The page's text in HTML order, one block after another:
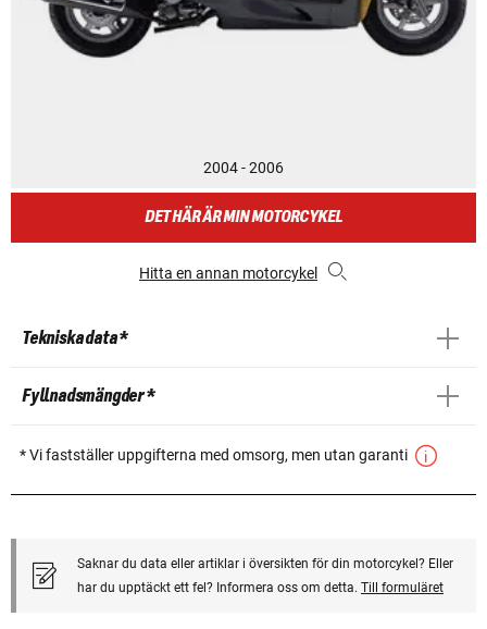
2004 - 2006
DET HÄR ÄR MIN MOTORCYKEL
Hitta en annan motorcykel
Tekniska data *
Fyllnadsmängder *
* Vi fastställer uppgifterna med omsorg, men utan garanti
Saknar du data eller artiklar i översikten för din motorcykel? Eller
har du upptäckt ett fel? Informera oss om detta. Till formuläret